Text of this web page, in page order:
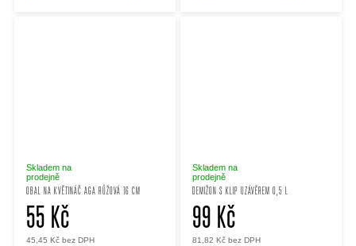
OBAL NA KVĚTINÁČ AGA RŮŽOVÁ 16 CM
Skladem na
prodejně
45,45 Kč bez DPH
55 Kč
DEMIŽON S KLIP UZÁVĚREM 0,5 L
Skladem na
prodejně
81,82 Kč bez DPH
99 Kč